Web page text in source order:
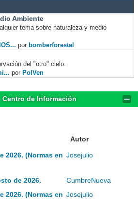
Ambiente
tema sobre naturaleza y medio
por bomberforestal
del "otro" cielo.
por PolVen
Centro de Información
Autor
2026. (Normas en Josejulio
de 2026.
CumbreNueva
2026. (Normas en Josejulio